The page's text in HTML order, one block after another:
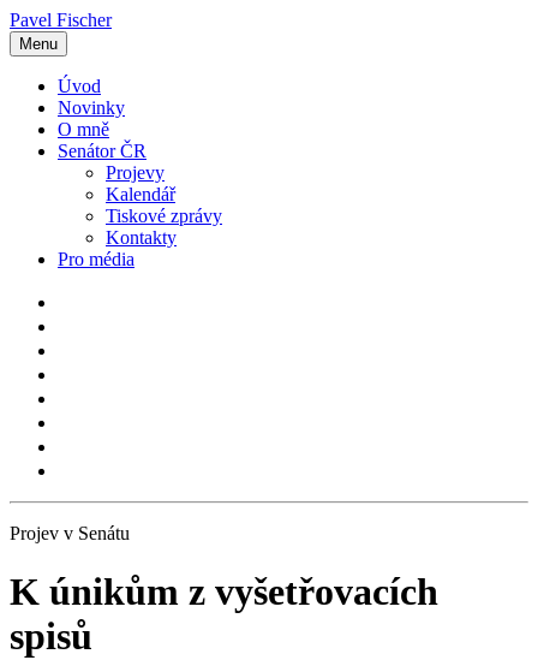
Pavel Fischer
Menu
Úvod
Novinky
O mně
Senátor ČR
Projevy
Kalendář
Tiskové zprávy
Kontakty
Pro média
Projev v Senátu
K únikům z vyšetřovacích
spisů